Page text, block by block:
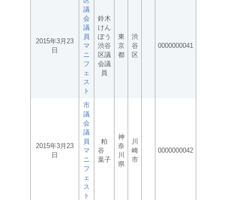
2015年3月23
日
議
会
議
員
マ
ニ
フ
ェ
ス
ト
鈴木
けん
ぽう
渋谷
区議
会議
員
東
京
都
渋
谷
区
0000000041
2015年3月23
日
市
議
会
議
員
マ
ニ
フ
ェ
ス
ト
粕
谷
葉子
神
奈
川
県
川
崎
市
0000000042